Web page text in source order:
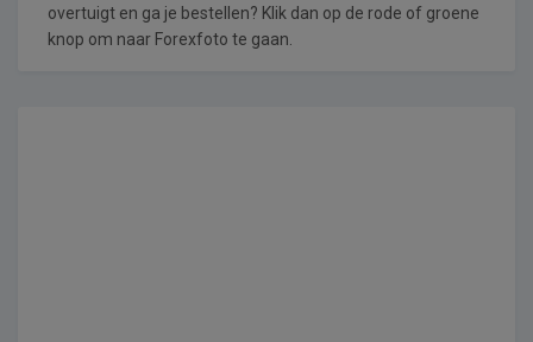
overtuigt en ga je bestellen? Klik dan op de rode of groene
knop om naar Forexfoto te gaan.